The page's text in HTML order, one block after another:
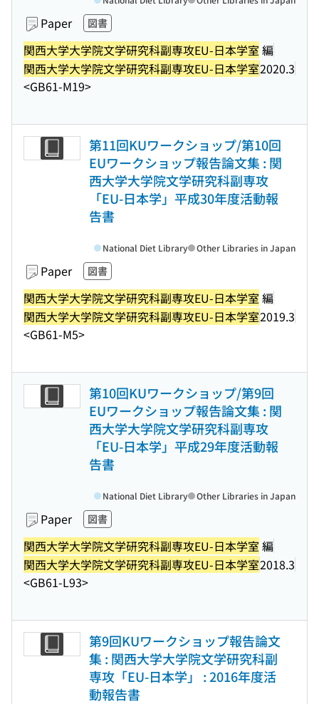
Paper 図書
関西大学大学院文学研究科副専攻EU-日本学室 編
関西大学大学院文学研究科副専攻EU-日本学室2020.3
<GB61-M19>
第11回KUワークショップ/第10回
EUワークショップ報告論文集 : 関
西大学大学院文学研究科副専攻
「EU-日本学」平成30年度活動報
告書
Paper 図書
関西大学大学院文学研究科副専攻EU-日本学室 編
関西大学大学院文学研究科副専攻EU-日本学室2019.3
<GB61-M5>
National Diet Library Other Libraries in Japan
第10回KUワークショップ/第9回
EUワークショップ報告論文集 : 関
西大学大学院文学研究科副専攻
「EU-日本学」平成29年度活動報
告書
Paper 図書
関西大学大学院文学研究科副専攻EU-日本学室 編
関西大学大学院文学研究科副専攻EU-日本学室2018.3
<GB61-L93>
National Diet Library Other Libraries in Japan
第9回KUワークショップ報告論文
集 : 関西大学大学院文学研究科副
専攻「EU-日本学」 : 2016年度活
動報告書